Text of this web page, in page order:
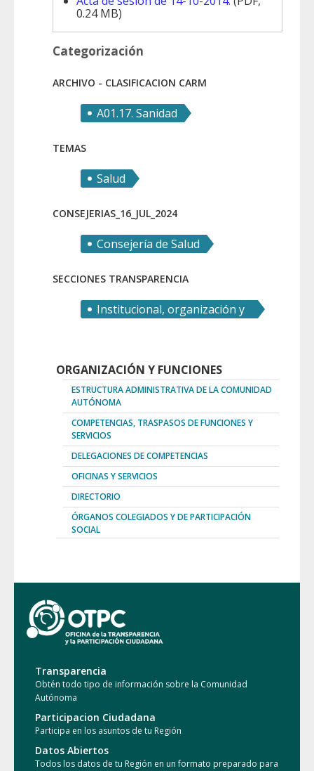
0.24 MB)
Categorización
ARCHIVO - CLASIFICACION CARM
A01.17. Sanidad
TEMAS
Salud
CONSEJERIAS_16_JUL_2024
Consejería de Salud
SECCIONES TRANSPARENCIA
Institucional, organización y
ORGANIZACIÓN Y FUNCIONES
ESTRUCTURA ADMINISTRATIVA DE LA COMUNIDAD
AUTÓNOMA
COMPETENCIAS, TRASPASOS DE FUNCIONES Y
SERVICIOS
DELEGACIONES DE COMPETENCIAS
OFICINAS Y SERVICIOS
DIRECTORIO
ÓRGANOS COLEGIADOS Y DE PARTICIPACIÓN
SOCIAL
Transparencia
Obtén todo tipo de información sobre la Comunidad
Autónoma
Participacion Ciudadana
Participa en los asuntos de tu Región
Datos Abiertos
Todos los datos de tu Región en un formato preparado para